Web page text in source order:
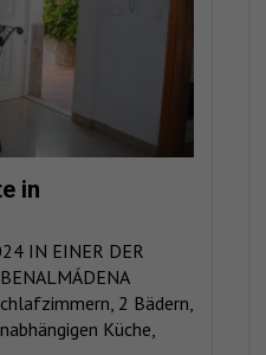
in
IN EINER DER
2 Bädern,
Küche,